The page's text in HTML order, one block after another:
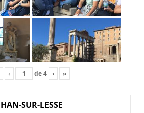
‹ de4 › »
HAN-SUR-LESSE